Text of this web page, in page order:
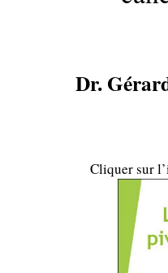
Dr.
Cliquer sur